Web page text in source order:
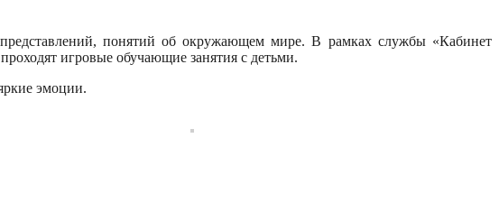
понятий об окружающем мире.В рамках службы «Кабинет
игровые обучающие занятия с детьми.
эмоции.